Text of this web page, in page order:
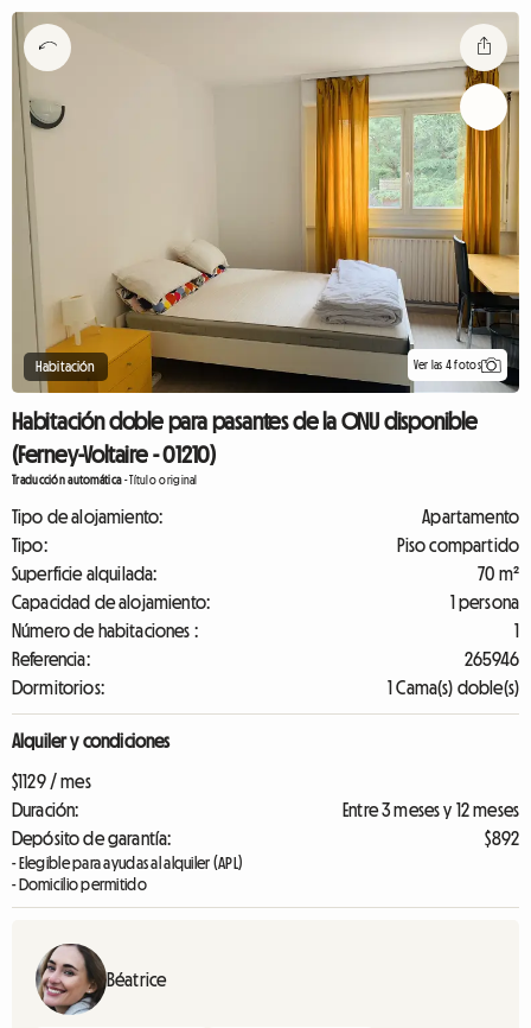
Habitación Ver las 4 fotos
Habitación doble para pasantes de la ONU disponible
(Ferney-Voltaire - 01210)
Traducción automática-Título original
Tipo de alojamiento:
Apartamento
Tipo:
Piso compartido
Superficie alquilada:
70 m²
Capacidad de alojamiento:
1 persona
Número de habitaciones :
1
Referencia:
265946
Dormitorios:
1 Cama(s) doble(s)
Alquiler y condiciones
$1129 / mes
Duración:
Entre 3 meses y 12 meses
Depósito de garantía:
$892
- Elegible para ayudas al alquiler (APL)
- Domicilio permitido
Béatrice